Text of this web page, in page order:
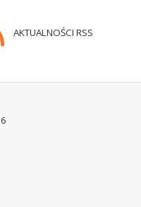
AKTUALNOŚCI RSS